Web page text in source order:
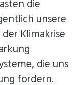
die
unsere
Klimakrise
die uns
fordern.